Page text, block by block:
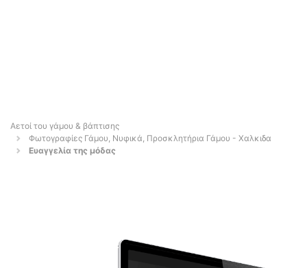
Αετοί του γάμου & βάπτισης
Φωτογραφίες Γάμου, Νυφικά, Προσκλητήρια Γάμου - Χαλκιδα
Ευαγγελία της μόδας